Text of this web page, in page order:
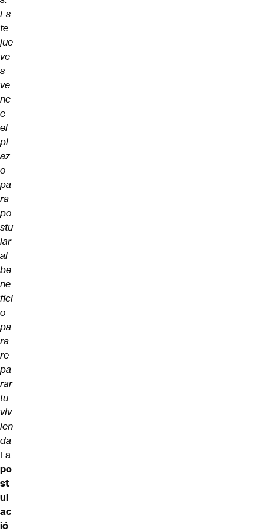
Es
te
jue
ve
s
ve
nc
e
el
pl
az
o
pa
ra
po
stu
lar
al
be
ne
fici
o
pa
ra
re
pa
rar
tu
viv
ien
da
La
po
st
ul
ac
ió